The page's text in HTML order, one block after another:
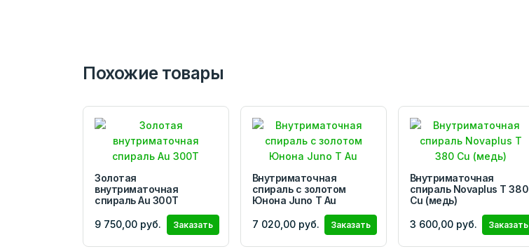
Похожие товары
Золотая
внутриматочная
спираль Au 300Т
9 750,00 руб. Заказать
Внутриматочная
спираль с золотом
Юнона Juno Т Au
7 020,00 руб. Заказать
Внутриматочная
спираль Novaplus T 380
Cu (медь)
3 600,00 руб. Заказать